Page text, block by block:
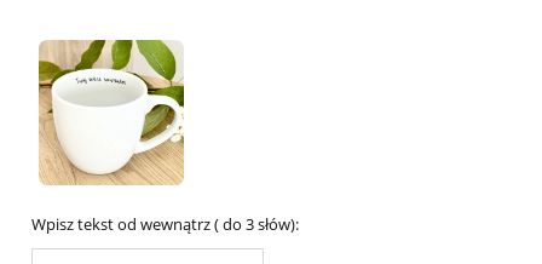
Wpisz tekst od wewnątrz ( do 3 słów):